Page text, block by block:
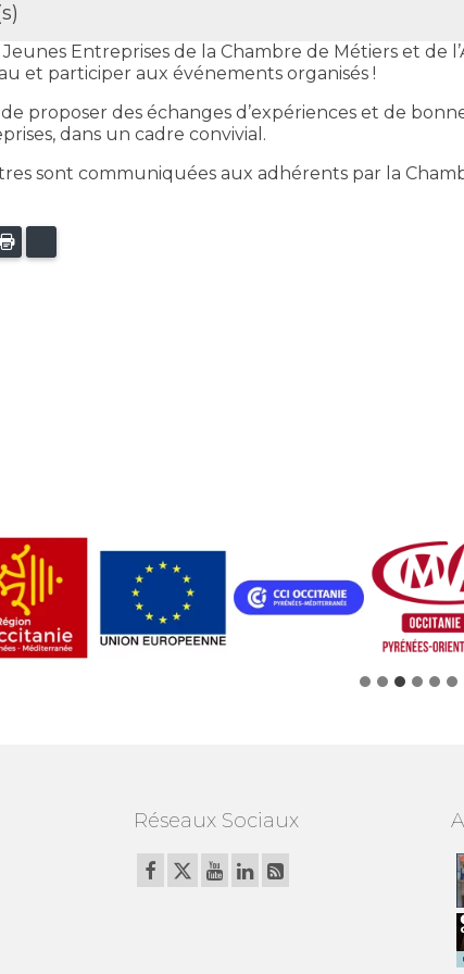
Entreprises de la Chambre de Métiers et de
et participer aux événements organisés !
proposer des échanges d’expériences et de
dans un cadre convivial.
sont communiquées aux adhérents par la
page
Réseaux Sociaux